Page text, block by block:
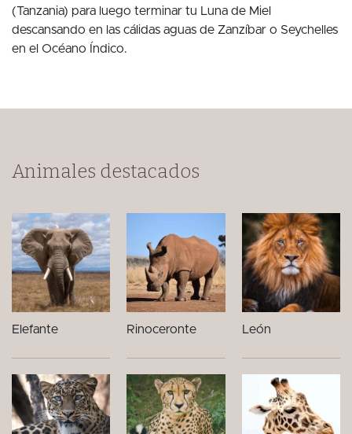
(Tanzania) para luego terminar tu Luna de Miel
descansando en las cálidas aguas de Zanzíbar o Seychelles
en el Océano Índico.
Animales destacados
Elefante Rinoceronte León